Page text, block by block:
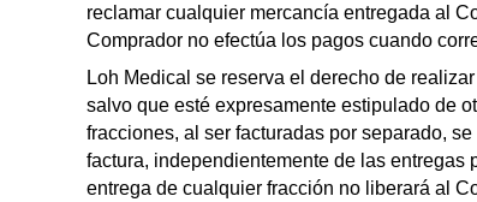
reclamar cualquier mercancía entregada al
Comprador no efectúa los pagos cuando
Loh Medical se reserva el derecho de
salvo que esté expresamente estipulado de
fracciones, al ser facturadas por separado,
factura, independientemente de las entregas
entrega de cualquier fracción no liberará al